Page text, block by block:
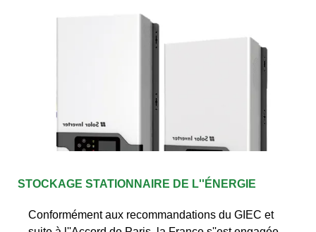
STOCKAGE STATIONNAIRE DE L''ÉNERGIE
Conformément aux recommandations du GIEC et